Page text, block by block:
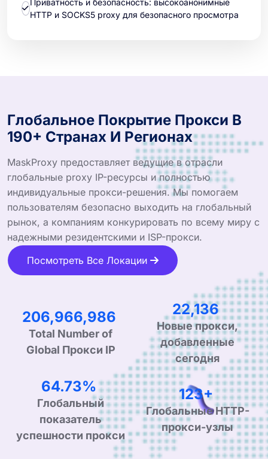
Приватность и безопасность: высокоанонимные
HTTP и SOCKS5 proxy для безопасного просмотра
Глобальное Покрытие Прокси В
190+ Странах И Регионах
MaskProxy предоставляет ведущие в отрасли
глобальные proxy IP-ресурсы и полностью
индивидуальные прокси-решения. Мы помогаем
пользователям безопасно выходить на глобальный
рынок, а компаниям конкурировать по всему миру с
надежными резидентскими и ISP-прокси.
Посмотреть Все Локации
319,393,497
Total Number of
Global Прокси IP
34,161
Новые прокси,
добавленные
сегодня
99.90%
Глобальный
показатель
успешности прокси
190+
Глобальные HTTP-
прокси-узлы